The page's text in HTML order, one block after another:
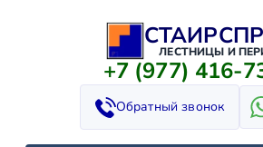
ЛЕСТНИЦЫ И
+7 (977) 416-
Обратный звонок